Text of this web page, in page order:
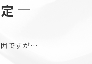
囲ですが…